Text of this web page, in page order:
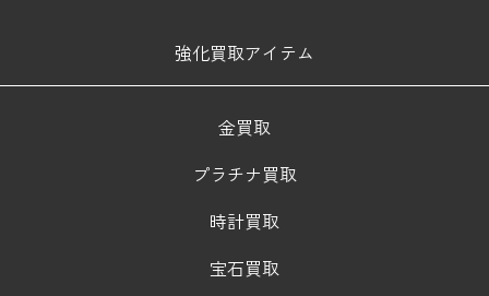
強化買取アイテム
金買取
プラチナ買取
時計買取
宝石買取